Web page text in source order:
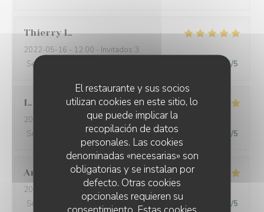
El restaurante y sus socios
utilizan cookies en este sitio, lo
que puede implicar la
recopilación de datos
personales. Las cookies
denominadas «necesarias» son
obligatorias y se instalan por
defecto. Otras cookies
opcionales requieren su
Thierry L
2022-05-16 - 12:00 - Invitados 3
Servicio
5/5
L
2022-05-14
- 13:30 - Invitados 3
Servicio
Ambiente: 4/5 Menú: 5/5 Calidad / Precio /5
Anne-Sophie N
2022-05-14
- 12:30 - Invitados 2
Servicio
Ambiente Menú : Calidad / Precio /5